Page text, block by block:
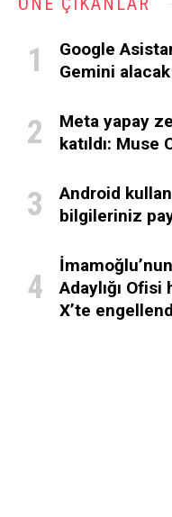
Google
Gemini alacak
Meta yapay
katıldı: Muse
Android
bilgileriniz
Adaylığı Ofisi
X’te